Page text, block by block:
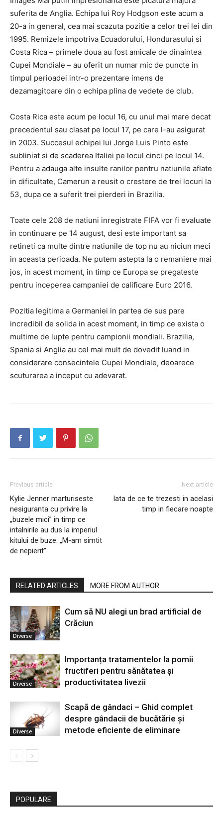
suferita de Anglia. Echipa lui Roy Hodgson este acum a
20-a in general, cea mai scazuta pozitie a celor trei lei din
1995. Remizele impotriva Ecuadorului, Hondurasului si
Costa Rica – primele doua au fost amicale de dinaintea
Cupei Mondiale – au oferit un numar mic de puncte in
timpul perioadei intr-o prezentare imens de
dezamagitoare din o echipa plina de vedete de club.
Costa Rica este acum pe locul 16, cu unul mai mare decat
precedentul sau clasat pe locul 17, pe care l-au asigurat
in 2003. Succesul echipei lui Jorge Luis Pinto este
subliniat si de scaderea Italiei pe locul cinci pe locul 14.
Pentru a adauga alte insulte ranilor pentru natiunile aflate
in dificultate, Camerun a reusit o crestere de trei locuri la
53, dupa ce a suferit trei pierderi in Brazilia.
Toate cele 208 de natiuni inregistrate FIFA vor fi evaluate
in continuare pe 14 august, desi este important sa
retineti ca multe dintre natiunile de top nu au niciun meci
in aceasta perioada. Ne putem astepta la o remaniere mai
jos, in acest moment, in timp ce Europa se pregateste
pentru inceperea campaniei de calificare Euro 2016.
Pozitia legitima a Germaniei in partea de sus pare
incredibil de solida in acest moment, in timp ce exista o
multime de lupte pentru campionii mondiali. Brazilia,
Spania si Anglia au cel mai mult de dovedit luand in
considerare consecintele Cupei Mondiale, deoarece
scuturarea a inceput cu adevarat.
Previous article
Kylie Jenner marturiseste
nesiguranta cu privire la
„buzele mici” in timp ce
intalnirile au dus la imperiul
kitului de buze: „M-am simtit
de nepierit”
Next article
Iata de ce te trezesti in acelasi
timp in fiecare noapte
RELATED ARTICLES MORE FROM AUTHOR
Diverse
Cum să NU alegi un brad artificial de
Crăciun
Diverse
Importanța tratamentelor la pomii
fructiferi pentru sănătatea și
productivitatea livezii
Diverse
Scapă de gândaci – Ghid complet
despre gândacii de bucătărie și
metode eficiente de eliminare
POPULARE